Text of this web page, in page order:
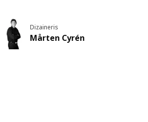
Dizaineris
Mårten Cyrén